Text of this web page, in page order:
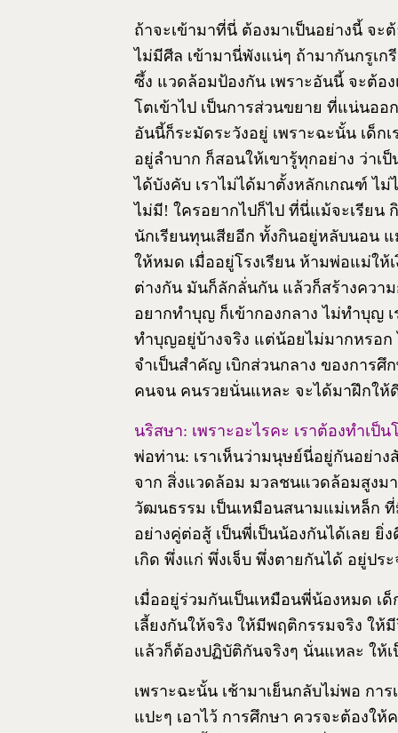
ถ้าจะเข้ามาที่นี่ ต้องมาเป็นอย่างนี้ จะ
ไม่มีศีล เข้ามานี่พังแน่ๆ ถ้ามากันกรูเก
ซึ้ง แวดล้อมป้องกัน เพราะอันนี้ จะต้อ
โตเข้าไป เป็นการส่วนขยาย ที่แน่นออ
อันนี้ก็ระมัดระวังอยู่ เพราะฉะนั้น เด็ก
อยู่ลำบาก ก็สอนให้เขารู้ทุกอย่าง ว่าเ
ได้บังคับ เราไม่ได้มาตั้งหลักเกณฑ์ ไ
ไม่มี! ใครอยากไปก็ไป ที่นี่แม้จะเรียน
นักเรียนทุนเสียอีก ทั้งกินอยู่หลับนอน
ให้หมด เมื่ออยู่โรงเรียน ห้ามพ่อแม่ให้
ต่างกัน มันก็ลักลั่นกัน แล้วก็สร้างควา
อยากทำบุญ ก็เข้ากองกลาง ไม่ทำบุญ เ
ทำบุญอยู่บ้างจริง แต่น้อยไม่มากหรอก
จำเป็นสำคัญ เบิกส่วนกลาง ของการ
คนจน คนรวยนั่นแหละ จะได้มาฝึกใ
นริสษา: เพราะอะไรคะ เราต้องทำเป็น
พ่อท่าน: เราเห็นว่ามนุษย์นี่อยู่กันอย่า
จาก สิ่งแวดล้อม มวลชนแวดล้อมสูงม
วัฒนธรรม เป็นเหมือนสนามแม่เหล็ก
อย่างคู่ต่อสู้ เป็นพี่เป็นน้องกันได้เลย ยิ่
เกิด พึ่งแก่ พึ่งเจ็บ พึ่งตายกันได้ อยู่ป
เมื่ออยู่ร่วมกันเป็นเหมือนพี่น้องหมด เ
เลี้ยงกันให้จริง ให้มีพฤติกรรมจริง ให้
แล้วก็ต้องปฏิบัติกันจริงๆ นั่นแหละ ให้
เพราะฉะนั้น เช้ามาเย็นกลับไม่พอ กา
แปะๆ เอาไว้ การศึกษา ควรจะต้องใ